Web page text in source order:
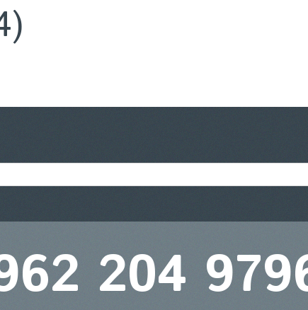
204